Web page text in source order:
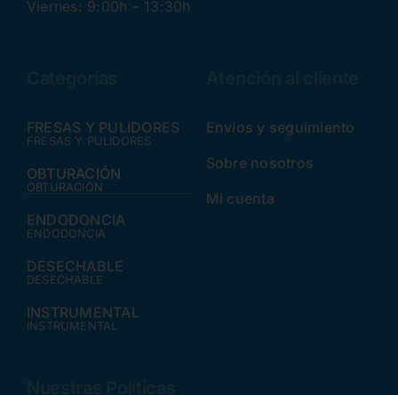
Viernes: 9:00h – 13:30h
FRESAS Y PULIDORES
FRESAS Y PULIDORES
OBTURACIÓN
OBTURACIÓN
ENDODONCIA
ENDODONCIA
DESECHABLE
DESECHABLE
INSTRUMENTAL
INSTRUMENTAL
Envíos y seguimiento
Sobre nosotros
Mi cuenta